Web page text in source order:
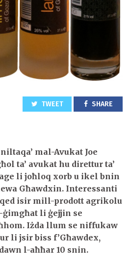
TWEET SHARE
mal-Avukat Joe
ta’ avukat hu direttur ta’
li joħloq xorb u ikel bnin
Għawdxin. Interessanti
isir mill-prodott agrikolu
ġimgħat li ġejjin se
Iżda llum se niffukaw
li jsir biss f’Għawdex,
l-aħħar 10 snin.